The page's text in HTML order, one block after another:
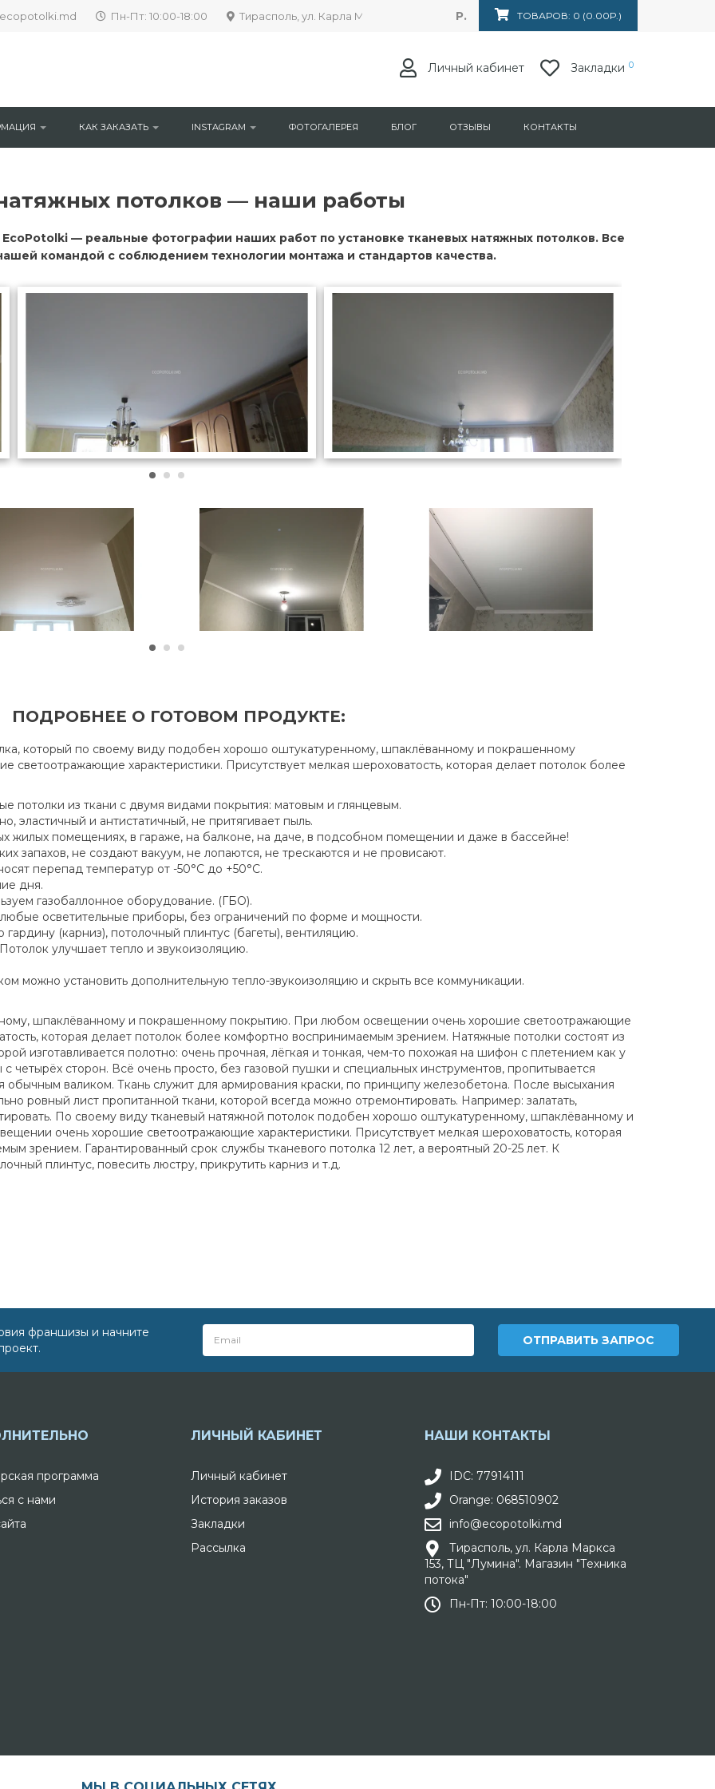
Пн-Пт: 10:00-18:00 Тирасполь, ул. Карла Маркса 153, ТЦ "Лумина". Магазин "Техника потока"
ТОВАРОВ: 0 (0.00Р.)
Р.
Личный кабинет Закладки 0
КАК ЗАКАЗАТЬ INSTAGRAM ФОТОГАЛЕРЕЯ БЛОГ ОТЗЫВЫ КОНТАКТЫ
потолков — наши работы
— реальные фотографии наших работ по установке тканевых натяжных потолков. Все
командой с соблюдением технологии монтажа и стандартов качества.
ПОДРОБНЕЕ О ГОТОВОМ ПРОДУКТЕ:
который по своему виду подобен хорошо оштукатуренному, шпаклёванному и покрашенному
характеристики. Присутствует мелкая шероховатость, которая делает потолок более
потолки из ткани с двумя видами покрытия: матовым и глянцевым.
эластичный и антистатичный, не притягивает пыль.
жилых помещениях, в гараже, на балконе, на даче, в подсобном помещении и даже в бассейне!
запахов, не создают вакуум, не лопаются, не трескаются и не провисают.
перепад температур от -50°С до +50°С.
дня.
газобаллонное оборудование. (ГБО).
осветительные приборы, без ограничений по форме и мощности.
(карниз), потолочный плинтус (багеты), вентиляцию.
улучшает тепло и звукоизоляцию.
можно установить дополнительную тепло-звукоизоляцию и скрыть все коммуникации.
шпаклёванному и покрашенному покрытию. При любом освещении очень хорошие светоотражающие
которая делает потолок более комфортно воспринимаемым зрением. Натяжные потолки состоят из
изготавливается полотно: очень прочная, лёгкая и тонкая, чем-то похожая на шифон с плетением как у
с четырёх сторон. Всё очень просто, без газовой пушки и специальных инструментов, пропитывается
валиком. Ткань служит для армирования краски, по принципу железобетона. После высыхания
ровный лист пропитанной ткани, которой всегда можно отремонтировать. Например: залатать,
По своему виду тканевый натяжной потолок подобен хорошо оштукатуренному, шпаклёванному и
очень хорошие светоотражающие характеристики. Присутствует мелкая шероховатость, которая
зрением. Гарантированный срок службы тканевого потолка 12 лет, а вероятный 20-25 лет. К
плинтус, повесить люстру, прикрутить карниз и т.д.
франшизы и начните
программа
с нами
ЛИЧНЫЙ КАБИНЕТ
Личный кабинет
История заказов
Закладки
Рассылка
НАШИ КОНТАКТЫ
IDC: 77914111
Orange: 068510902
info@ecopotolki.md
Тирасполь, ул. Карла Маркса
153, ТЦ "Лумина". Магазин "Техника
потока"
Пн-Пт: 10:00-18:00